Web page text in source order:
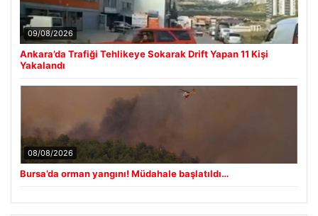
09/08/2026
Ankara’da Trafiği Tehlikeye Sokarak Drift Yapan 11 Kişi
Yakalandı
08/08/2026
Bursa’da orman yangını! Müdahale başlatıldı…